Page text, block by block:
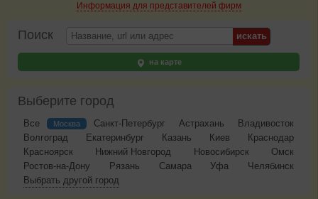
Информация для представителей фирм
Поиск
на карте
Выберите город
Все Москва Санкт-Петербург Астрахань
Владивосток
Волгоград
Екатеринбург Казань Киев
Краснодар
Красноярск
Нижний Новгород Новосибирск
Омск
Ростов-на-Дону
Рязань Самара Уфа
Челябинск
Выбрать другой город